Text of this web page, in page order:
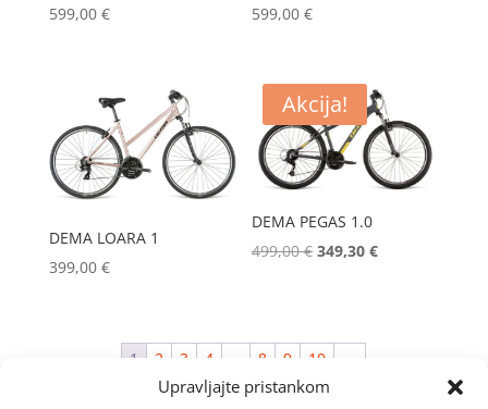
Upravljajte pristankom
599,00 €
599,00€
DEMA LOARA 1
399,00 €
Akcija!
DEMA PEGAS 1.0
499,00€ Izvorna
499,00 €.
349,30€Trenutna
1
2 3 4 8 9 10